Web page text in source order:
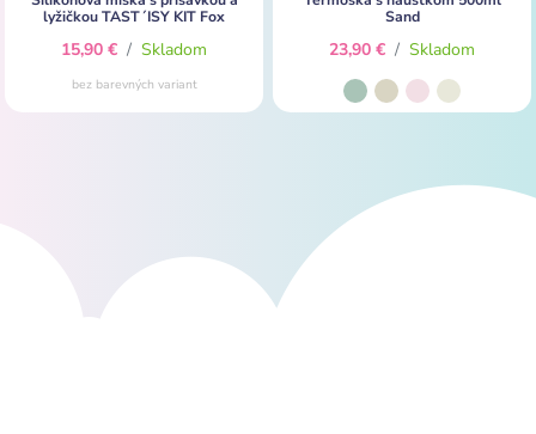
lyžičkou TAST´ISY KIT Fox
15,90 € / Skladom
bez barevných variant
Sand
23,90 € / Skladom